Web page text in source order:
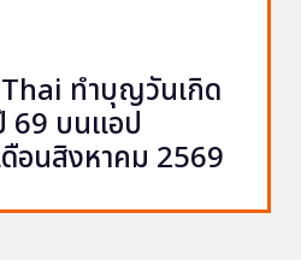
ทำบุญวันเกิด
69 บนแอป
อนสิงหาคม 2569